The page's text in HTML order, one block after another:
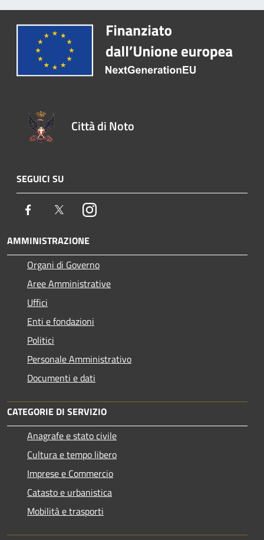
Città di Noto
SEGUICI SU
Facebook TwitterInstagram
AMMINISTRAZIONE
Organi di Governo
Aree Amministrative
Uffici
Enti e fondazioni
Politici
Personale Amministrativo
Documenti e dati
CATEGORIE DI SERVIZIO
Anagrafe e stato civile
Cultura e tempo libero
Imprese e Commercio
Catasto e urbanistica
Mobilità e trasporti